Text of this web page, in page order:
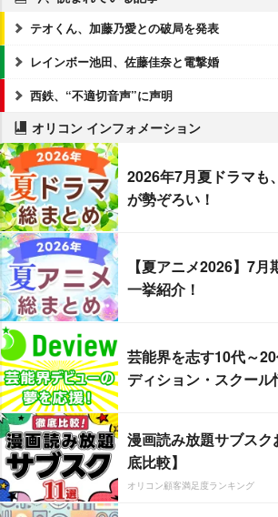
テオくん、加藤乃愛との破局を発表
レインボー池田、佐藤佳奈と電撃婚
西鉄、“不適切音声”に声明
オリコン インフォメーション
2026年7月夏ドラマも
が勢ぞろい！
【夏アニメ2026】7
一挙紹介！
芸能界を志す10代～
ディション・スクー
漫画読み放題サブス
底比較】
オリコン顧客満足度ランキング